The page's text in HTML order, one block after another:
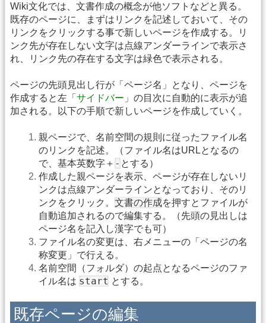
Wiki文化では、文書作成の概念が他ソフトなどと異る。
既存のページに、まずはリンクを記述しておいて、その
リンクをクリックする事で新しいページを作成する。リ
ンク先が存在しない文字は点線アンダーラインで表示さ
れ、リンク先の存在する文字は緑色で表示される。
ページの先頭見出し行が「ページ名」となり、ページを
作成すると左「 サイドバー 」の目次に自動的に表示が追
加される。以下の手順で新しいページを作成していく。
親ページで、名前空間の規則に従ったファイル名
のリンクを記述。（ファイル名はURLとなるの
で、基本英数字＋ - とする）
作成した親ページを表示、ページが存在しないリ
ンクは点線アンダーラインとなっており、そのリ
ンクをクリック。 文書の作成を押すとファイルが
自動追加されるので編集する。（先頭の見出しは
ページ名を記入し漢字でも可）
ファイル名の変更は、右メニューの「ページの名
称変更」で行える。
名前空間（フォルダ）の起点となるページのファ
イル名は start とする。
既存ページの編集